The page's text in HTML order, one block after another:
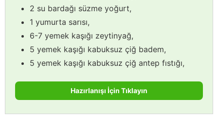
2 su bardağı süzme yoğurt,
1 yumurta sarısı,
6-7 yemek kaşığı zeytinyağ,
5 yemek kaşığı kabuksuz çiğ badem,
5 yemek kaşığı kabuksuz çiğ antep fıstığı,
Hazırlanışı İçin Tıklayın